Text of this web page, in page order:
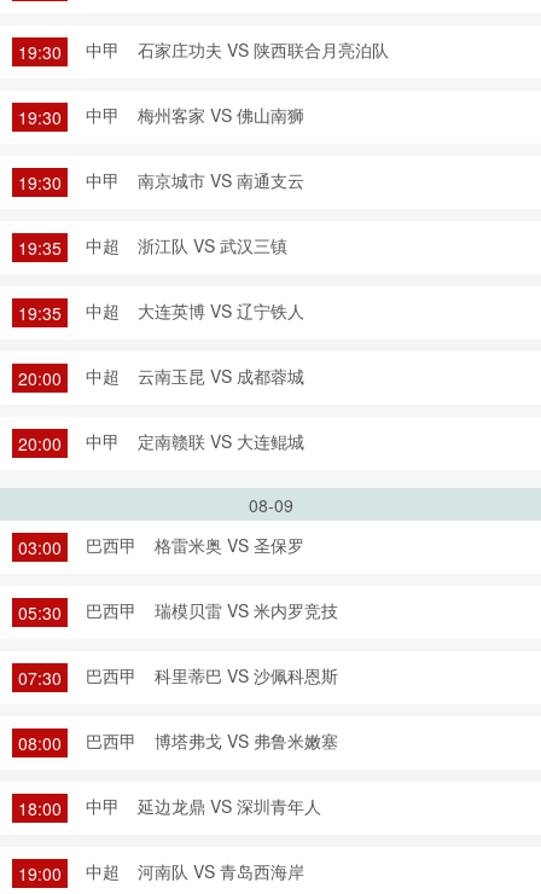
19:30 中甲 石家庄功夫 VS 陕西联合月亮泊队
19:30 中甲 梅州客家 VS 佛山南狮
19:30 中甲 南京城市 VS 南通支云
19:35 中超 浙江队 VS 武汉三镇
19:35 中超 大连英博 VS 辽宁铁人
20:00 中超 云南玉昆 VS 成都蓉城
20:00 中甲 定南赣联 VS 大连鲲城
08-09
03:00
巴西甲 格雷米奥 VS 圣保罗
05:30 巴西甲 瑞模贝雷 VS 米内罗竞技
07:30 巴西甲 科里蒂巴 VS 沙佩科恩斯
08:00 巴西甲 博塔弗戈 VS 弗鲁米嫩塞
18:00 中甲 延边龙鼎 VS 深圳青年人
19:00 中超 河南队 VS 青岛西海岸